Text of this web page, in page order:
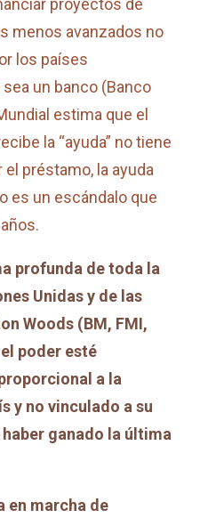
proyectos de
menos avanzados no
los países
un banco (Banco
estima que el
la “ayuda” no tiene
préstamo, la ayuda
es un escándalo que
profunda de toda la
Unidas y de las
Woods (BM, FMI,
poder esté
a la
y no vinculado a su
ganado la última
en marcha de